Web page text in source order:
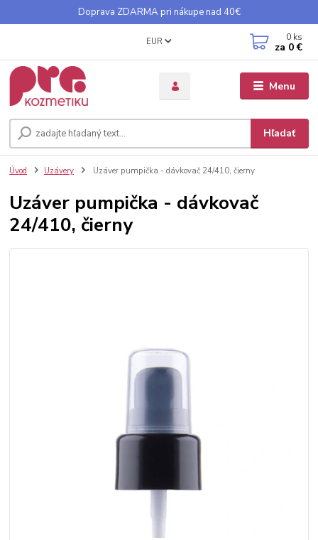
Doprava ZDARMA pri nákupe nad 40€
Menu
EUR
Hľadať
0 ks
za 0 €
Úvod Uzávery Uzáver pumpička - dávkovač 24/410, čierny
Uzáver pumpička - dávkovač
24/410, čierny